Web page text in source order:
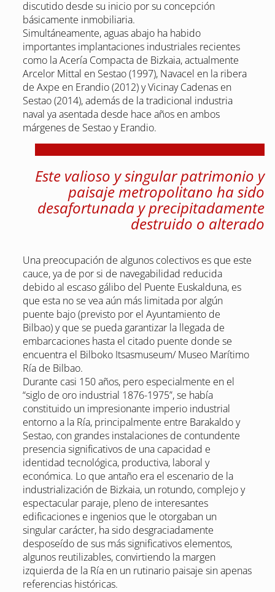
discutido desde su inicio por su concepción
básicamente inmobiliaria.
Simultáneamente, aguas abajo ha habido
importantes implantaciones industriales recientes
como la Acería Compacta de Bizkaia, actualmente
Arcelor Mittal en Sestao (1997), Navacel en la ribera
de Axpe en Erandio (2012) y Vicinay Cadenas en
Sestao (2014), además de la tradicional industria
naval ya asentada desde hace años en ambos
márgenes de Sestao y Erandio.
Este valioso y singular patrimonio y
paisaje metropolitano ha sido
desafortunada y precipitadamente
destruido o alterado
Una preocupación de algunos colectivos es que este
cauce, ya de por si de navegabilidad reducida
debido al escaso gálibo del Puente Euskalduna, es
que esta no se vea aún más limitada por algún
puente bajo (previsto por el Ayuntamiento de
Bilbao) y que se pueda garantizar la llegada de
embarcaciones hasta el citado puente donde se
encuentra el Bilboko Itsasmuseum/ Museo Marítimo
Ría de Bilbao.
Durante casi 150 años, pero especialmente en el
“siglo de oro industrial 1876-1975”, se había
constituido un impresionante imperio industrial
entorno a la Ría, principalmente entre Barakaldo y
Sestao, con grandes instalaciones de contundente
presencia significativos de una capacidad e
identidad tecnológica, productiva, laboral y
económica. Lo que antaño era el escenario de la
industrialización de Bizkaia, un rotundo, complejo y
espectacular paraje, pleno de interesantes
edificaciones e ingenios que le otorgaban un
singular carácter, ha sido desgraciadamente
desposeído de sus más significativos elementos,
algunos reutilizables, convirtiendo la margen
izquierda de la Ría en un rutinario paisaje sin apenas
referencias históricas.